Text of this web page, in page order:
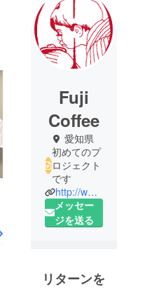
Fuji
Coffee
愛知県
初めてのプ
ロジェクト
です
http://www.fujicoffee.co.jp/
メッセー
ジを送る
リターンを